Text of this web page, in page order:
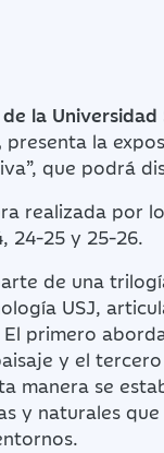
la Universidad
presenta la
que podrá
realizada por
24-25 y 25-26.
de una
USJ,
El primero
y el
manera se
y naturales